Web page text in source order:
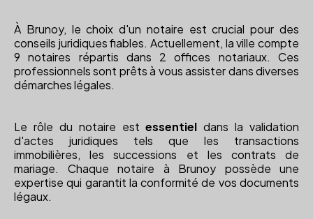
À Brunoy, le choix d'un notaire est crucial pour des
conseils juridiques fiables. Actuellement, la ville compte
9 notaires répartis dans 2 offices notariaux. Ces
professionnels sont prêts à vous assister dans diverses
démarches légales.
Le rôle du notaire estessentiel dans la validation
d'actes juridiques tels que les transactions
immobilières, les successions et les contrats de
mariage. Chaque notaire à Brunoy possède une
expertise qui garantit la conformité de vos documents
légaux.